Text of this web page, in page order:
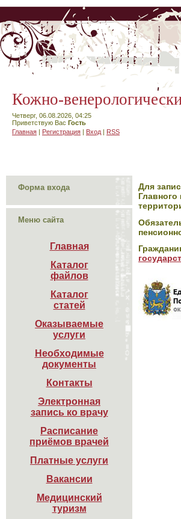
Кожно-
Четверг, 06.08.2026, 04:25
Приветствую Вас Гость
Главная | Регистрация | Вход | RSS
Форма входа
Меню сайта
Главная
Каталог
файлов
Каталог
статей
Оказываемые
услуги
Необходимые
документы
Контакты
Электронная
запись ко врачу
Расписание
приёмов врачей
Платные услуги
Вакансии
Медицинский
туризм
Для